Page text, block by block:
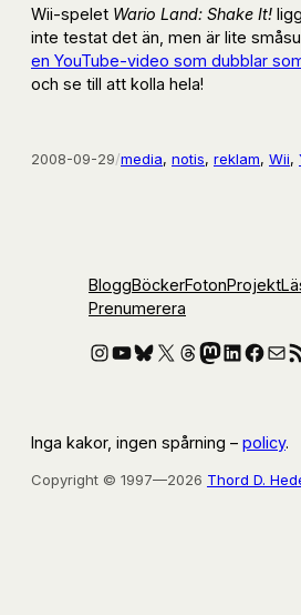
Wii-spelet Wario Land: Shake It!
inte testat det än, men är lite
en YouTube-video som dubblar
och se till att kolla hela!
2008-09-29/media, notis, reklam, Wii,
BloggBöckerFotonProjekt
Prenumerera
Instagram
YouTube
Bluesky
X Threads
Mastodon
E-
Inga kakor, ingen spårning – policy.
Copyright © 1997—2026 Thord D.